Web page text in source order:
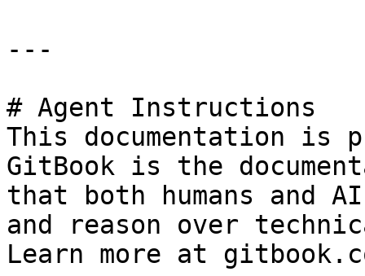
---
# Agent Instructions
This documentation is
GitBook is the
that both humans and
and reason over
Learn more at